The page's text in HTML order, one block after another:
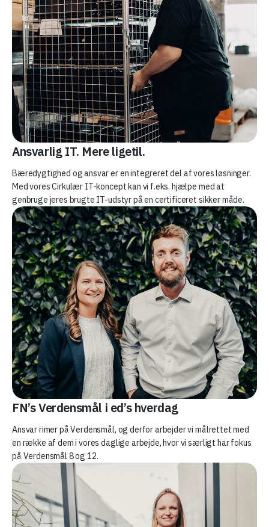
Ansvarlig IT. Mere ligetil.
Bæredygtighed og ansvar er en integreret del af vores løsninger.
Med vores Cirkulær IT-koncept kan vi f.eks. hjælpe med at
genbruge jeres brugte IT-udstyr på en certificeret sikker måde.
FN’s Verdensmål i ed’s hverdag
Ansvar rimer på Verdensmål, og derfor arbejder vi målrettet med
en række af dem i vores daglige arbejde, hvor vi særligt har fokus
på Verdensmål 8 og 12.